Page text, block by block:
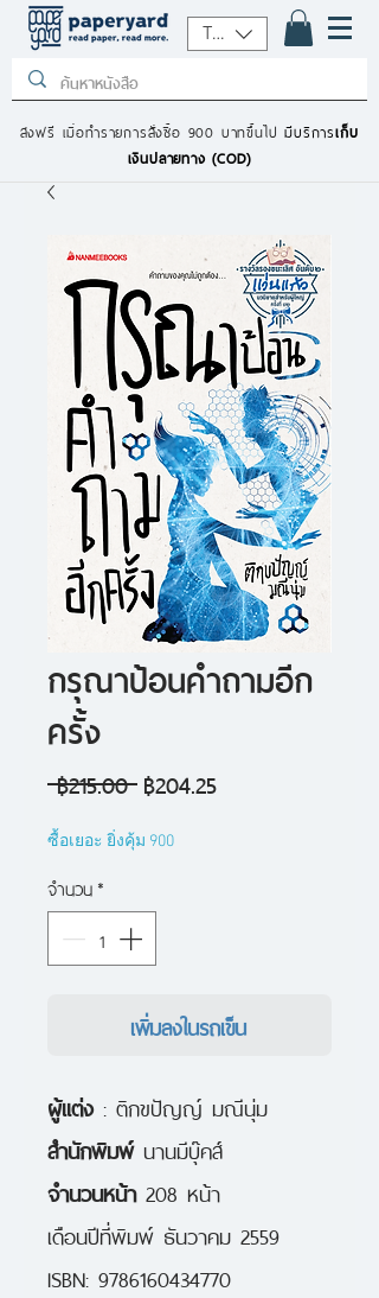
THB (฿)
ส่งฟรี เมื่อทำรายการสั่งซื้อ 900 บาทขึ้นไปมีบริการเก็บ
เงินปลายทาง (COD)
กรุณาป้อนคำถามอีก
ครั้ง
฿215.00 ราคา
฿204.25ราคา
ซื้อเยอะ ยิ่งคุ้ม 900
จำนวน*
เพิ่มลงในรถเข็น
ผู้แต่ง: ติกขปัญญ์ มณีนุ่ม
สำนักพิมพ์นานมีบุ๊คส์
จำนวนหน้า208 หน้า
เดือนปีที่พิมพ์ ธันวาคม 2559
ISBN: 9786160434770